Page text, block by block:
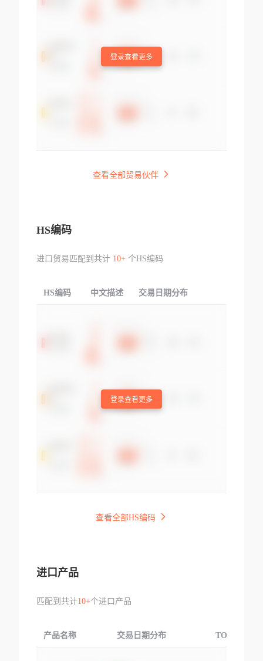
登录查看更多
查看全部贸易伙伴
HS编码
进口贸易匹配到共计 10+个HS编码
HS编码 中文描述 交易日期分布
登录查看更多
查看全部HS编码
进口产品
匹配到共计10+个进口产品
产品名称 交易日期分布 TOP3交易国